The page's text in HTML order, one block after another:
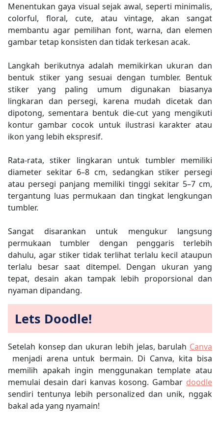
Menentukan gaya visual sejak awal, seperti minimalis,
colorful, floral, cute, atau vintage, akan sangat
membantu agar pemilihan font, warna, dan elemen
gambar tetap konsisten dan tidak terkesan acak.​
Langkah berikutnya adalah memikirkan ukuran dan
bentuk stiker yang sesuai dengan tumbler. Bentuk
stiker yang paling umum digunakan biasanya
lingkaran dan persegi, karena mudah dicetak dan
dipotong, sementara bentuk die-cut yang mengikuti
kontur gambar cocok untuk ilustrasi karakter atau
ikon yang lebih ekspresif.
Rata-rata, stiker lingkaran untuk tumbler memiliki
diameter sekitar 6–8 cm, sedangkan stiker persegi
atau persegi panjang memiliki tinggi sekitar 5–7 cm,
tergantung luas permukaan dan tingkat lengkungan
tumbler.
Sangat disarankan untuk mengukur langsung
permukaan tumbler dengan penggaris terlebih
dahulu, agar stiker tidak terlihat terlalu kecil ataupun
terlalu besar saat ditempel. Dengan ukuran yang
tepat, desain akan tampak lebih proporsional dan
nyaman dipandang.
Lets Doodle! ​
Setelah konsep dan ukuran lebih jelas, barulah Canva
menjadi arena untuk bermain. Di Canva, kita bisa
memilih apakah ingin menggunakan template atau
memulai desain dari kanvas kosong. Gambar doodle
sendiri tentunya lebih personalized dan unik, nggak
bakal ada yang nyamain!